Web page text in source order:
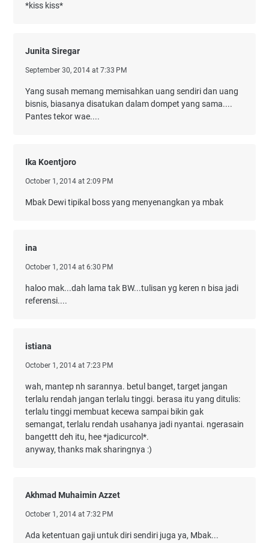
*kiss kiss*
Junita Siregar
September 30, 2014 at 7:33 PM
Yang susah memang memisahkan uang sendiri dan uang
bisnis, biasanya disatukan dalam dompet yang sama....
Pantes tekor wae....
Ika Koentjoro
October 1, 2014 at 2:09 PM
Mbak Dewi tipikal boss yang menyenangkan ya mbak
ina
October 1, 2014 at 6:30 PM
haloo mak...dah lama tak BW...tulisan yg keren n bisa jadi
referensi....
istiana
October 1, 2014 at 7:23 PM
wah, mantep nh sarannya. betul banget, target jangan
terlalu rendah jangan terlalu tinggi. berasa itu yang ditulis:
terlalu tinggi membuat kecewa sampai bikin gak
semangat, terlalu rendah usahanya jadi nyantai. ngerasain
bangettt deh itu, hee *jadicurcol*.
anyway, thanks mak sharingnya :)
Akhmad Muhaimin Azzet
October 1, 2014 at 7:32 PM
Ada ketentuan gaji untuk diri sendiri juga ya, Mbak...